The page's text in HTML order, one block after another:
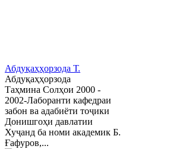
Абдуқаҳҳорзода Т.
Абдуқаҳҳорзода
Таҳмина Солҳои 2000 -
2002-Лаборанти кафедраи
забон ва адабиёти тоҷики
Донишгоҳи давлатии
Хуҷанд ба номи академик Б.
Ғафуров,...